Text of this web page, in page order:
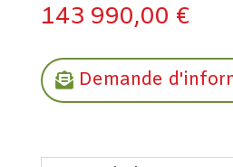
143 990,00 €
Demande